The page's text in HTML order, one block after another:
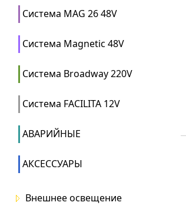
Система MAG 26 48V
Система Magnetic 48V
Система Broadway 220V
Система FACILITA 12V
АВАРИЙНЫЕ
АКСЕССУАРЫ
Внешнее освещение